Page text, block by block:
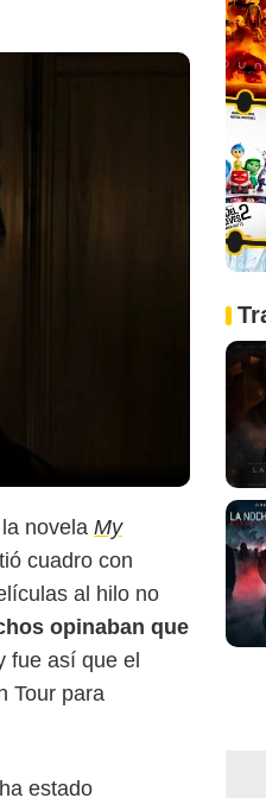
novela My
cuadro con
al hilo no
opinaban que
fue así que el
Tour para
estado